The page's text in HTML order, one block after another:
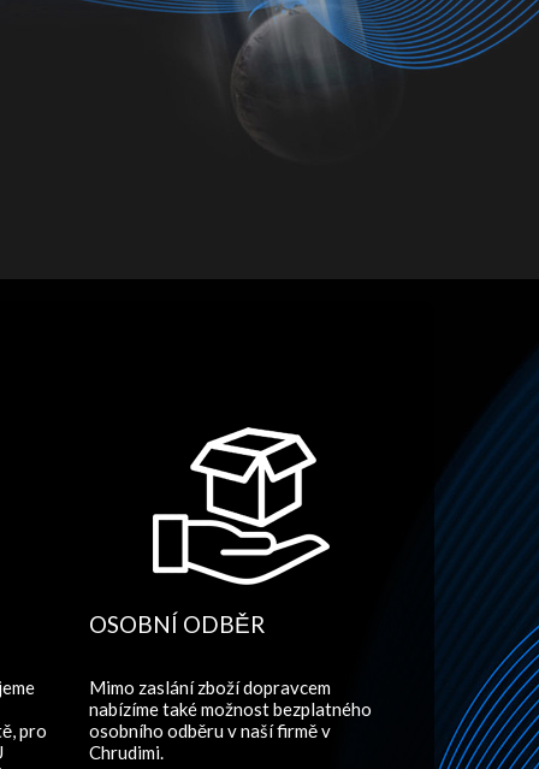
pro
OSOBNÍ ODBĚR
Mimo zaslání zboží dopravcem
nabízíme také možnost bezplatného
osobního odběru v naší firmě v
Chrudimi.